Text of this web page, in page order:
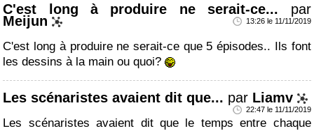
C'est long à produire ne serait-ce... par
Meijun 13:26 le 11/11/2019
C'est long à produire ne serait-ce que 5 épisodes.. Ils font
les dessins à la main ou quoi?
Les scénaristes avaient dit que... par Liamv
22:47 le 11/11/2019
Les scénaristes avaient dit que le temps entre chaque